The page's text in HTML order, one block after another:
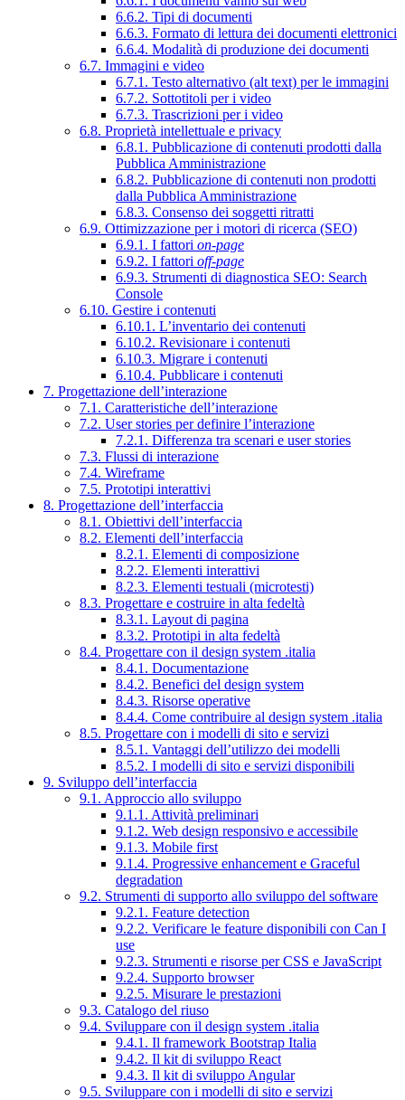
6.6.2. Tipi di documenti
6.6.3. Formato di lettura dei documenti elettronici
6.6.4. Modalità di produzione dei documenti
6.7. Immagini e video
6.7.1. Testo alternativo (alt text) per le immagini
6.7.2. Sottotitoli per i video
6.7.3. Trascrizioni per i video
6.8. Proprietà intellettuale e privacy
6.8.1. Pubblicazione di contenuti prodotti dalla
Pubblica Amministrazione
6.8.2. Pubblicazione di contenuti non prodotti
dalla Pubblica Amministrazione
6.8.3. Consenso dei soggetti ritratti
6.9. Ottimizzazione per i motori di ricerca (SEO)
6.9.1. I fattori on-page
6.9.2. I fattori off-page
6.9.3. Strumenti di diagnostica SEO: Search
Console
6.10. Gestire i contenuti
6.10.1. L’inventario dei contenuti
6.10.2. Revisionare i contenuti
6.10.3. Migrare i contenuti
6.10.4. Pubblicare i contenuti
7. Progettazione dell’interazione
7.1. Caratteristiche dell’interazione
7.2. User stories per definire l’interazione
7.2.1. Differenza tra scenari e user stories
7.3. Flussi di interazione
7.4. Wireframe
7.5. Prototipi interattivi
8. Progettazione dell’interfaccia
8.1. Obiettivi dell’interfaccia
8.2. Elementi dell’interfaccia
8.2.1. Elementi di composizione
8.2.2. Elementi interattivi
8.2.3. Elementi testuali (microtesti)
8.3. Progettare e costruire in alta fedeltà
8.3.1. Layout di pagina
8.3.2. Prototipi in alta fedeltà
8.4. Progettare con il design system .italia
8.4.1. Documentazione
8.4.2. Benefici del design system
8.4.3. Risorse operative
8.4.4. Come contribuire al design system .italia
8.5. Progettare con i modelli di sito e servizi
8.5.1. Vantaggi dell’utilizzo dei modelli
8.5.2. I modelli di sito e servizi disponibili
9. Sviluppo dell’interfaccia
9.1. Approccio allo sviluppo
9.1.1. Attività preliminari
9.1.2. Web design responsivo e accessibile
9.1.3. Mobile first
9.1.4. Progressive enhancement e Graceful
degradation
9.2. Strumenti di supporto allo sviluppo del software
9.2.1. Feature detection
9.2.2. Verificare le feature disponibili con Can I
use
9.2.3. Strumenti e risorse per CSS e JavaScript
9.2.4. Supporto browser
9.2.5. Misurare le prestazioni
9.3. Catalogo del riuso
9.4. Sviluppare con il design system .italia
9.4.1. Il framework Bootstrap Italia
9.4.2. Il kit di sviluppo React
9.4.3. Il kit di sviluppo Angular
9.5. Sviluppare con i modelli di sito e servizi